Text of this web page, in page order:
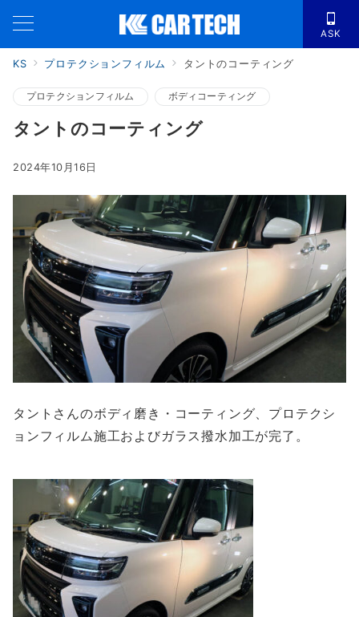
ASK
KS プロテクションフィルム タントのコーティング
プロテクションフィルム ボディコーティング
タントのコーティング
2024年10月16日
タントさんのボディ磨き・コーティング、プロテクシ
ョンフィルム施工およびガラス撥水加工が完了。